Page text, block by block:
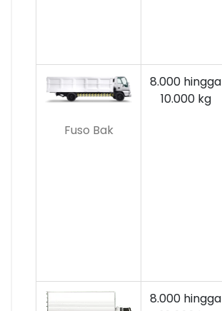
Fuso Bak
8.000 hingga
10.000kg
8.000 hingga